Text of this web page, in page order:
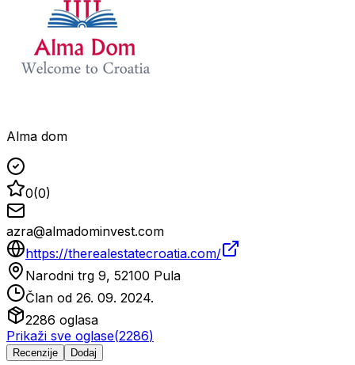
Alma dom
0(0)
azra@almadominvest.com
https://therealestatecroatia.com/
Narodni trg 9, 52100 Pula
Član od 26. 09. 2024.
2286 oglasa
Prikaži sve oglase(2286)
Recenzije Dodaj